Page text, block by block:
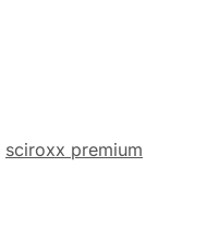
sciroxx premium